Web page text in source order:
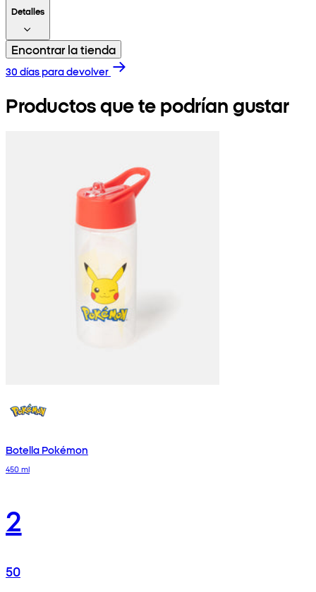
Detalles
Encontrar la tienda
30 días para devolver
Productos que te podrían gustar
Botella Pokémon
450 ml
2
50